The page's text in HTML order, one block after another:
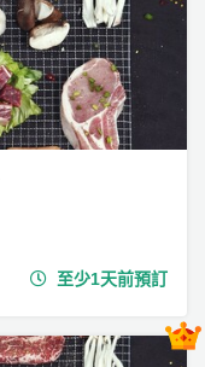
至少1天前預訂